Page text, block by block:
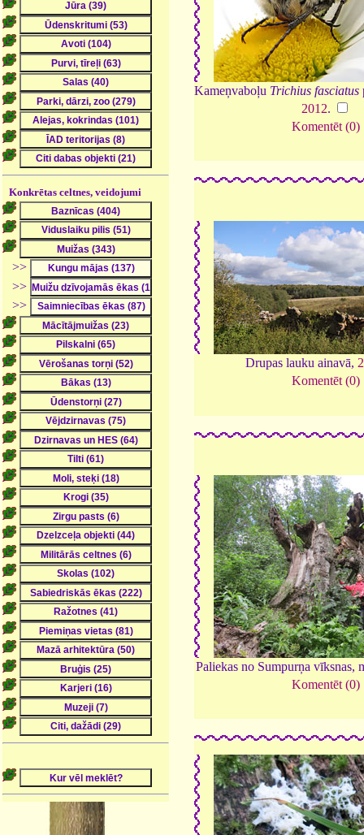
Konkrētas celtnes, veidojumi
>>
>>
>>
Kameņvaboļu Trichius fasciatus
2012.
Komentēt (0)
Drupas lauku ainavā,
Komentēt (0)
Paliekas no Sumpurņa vīksnas,
Komentēt (0)